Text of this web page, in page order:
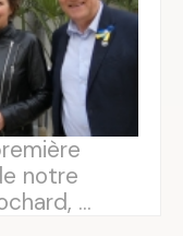
notre
...